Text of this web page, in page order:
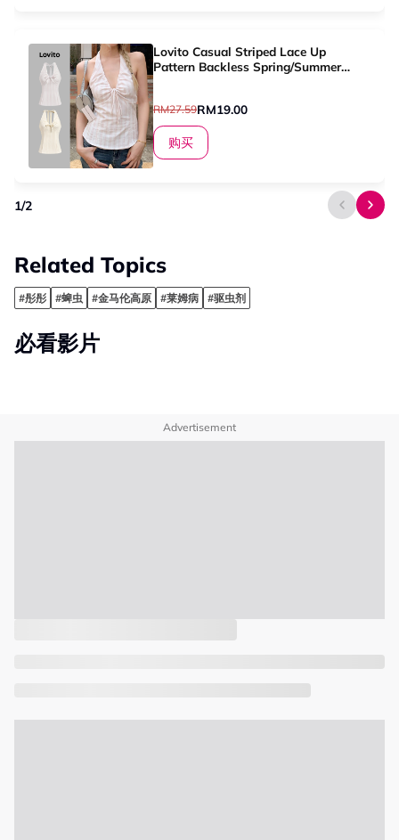
Lovito Casual Striped Lace Up
Pattern Backless Spring/Summer
RM27.59RM19.00
购买
1/2
Related Topics
#彤彤 #蜱虫 #金马伦高原 #莱姆病 #驱虫剂
必看影片
Advertisement